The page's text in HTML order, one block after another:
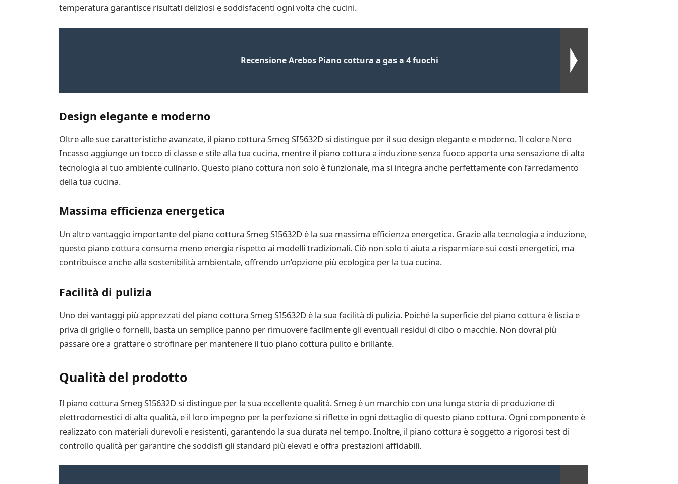
temperatura garantisce risultati deliziosi e soddisfacenti ogni volta che cucini.
Recensione Arebos Piano cottura a gas a 4 fuochi
Design elegante e moderno
Oltre alle sue caratteristiche avanzate, il piano cottura Smeg SI5632D si distingue per il suo design elegante e moderno. Il colore Nero
Incasso aggiunge un tocco di classe e stile alla tua cucina, mentre il piano cottura a induzione senza fuoco apporta una sensazione di alta
tecnologia al tuo ambiente culinario. Questo piano cottura non solo è funzionale, ma si integra anche perfettamente con l’arredamento
della tua cucina.
Massima efficienza energetica
Un altro vantaggio importante del piano cottura Smeg SI5632D è la sua massima efficienza energetica. Grazie alla tecnologia a induzione,
questo piano cottura consuma meno energia rispetto ai modelli tradizionali. Ciò non solo ti aiuta a risparmiare sui costi energetici, ma
contribuisce anche alla sostenibilità ambientale, offrendo un’opzione più ecologica per la tua cucina.
Facilità di pulizia
Uno dei vantaggi più apprezzati del piano cottura Smeg SI5632D è la sua facilità di pulizia. Poiché la superficie del piano cottura è liscia e
priva di griglie o fornelli, basta un semplice panno per rimuovere facilmente gli eventuali residui di cibo o macchie. Non dovrai più
passare ore a grattare o strofinare per mantenere il tuo piano cottura pulito e brillante.
Qualità del prodotto
Il piano cottura Smeg SI5632D si distingue per la sua eccellente qualità. Smeg è un marchio con una lunga storia di produzione di
elettrodomestici di alta qualità, e il loro impegno per la perfezione si riflette in ogni dettaglio di questo piano cottura. Ogni componente è
realizzato con materiali durevoli e resistenti, garantendo la sua durata nel tempo. Inoltre, il piano cottura è soggetto a rigorosi test di
controllo qualità per garantire che soddisfi gli standard più elevati e offra prestazioni affidabili.